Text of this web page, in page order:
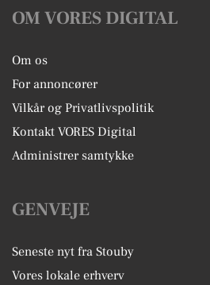
OM VORES DIGITAL
Om os
For annoncører
Vilkår og Privatlivspolitik
Kontakt VORES Digital
Administrer samtykke
GENVEJE
Seneste nyt fra Stouby
Vores lokale erhverv